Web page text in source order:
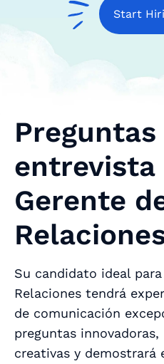
Start
Preguntas
entrevista
Gerente
Su candidato ideal
Relaciones tendrá
de comunicación
preguntas
creativas y demostrará